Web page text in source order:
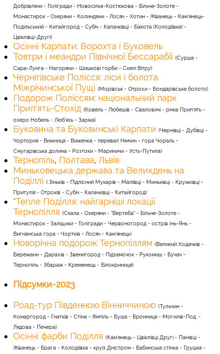
Добрівляни - Голігради - Новосілка-Костюкова - Більче-Золоте -
Монастирок - Озеряни - Колиндяни - Лосяч - Хотин - Жванець - Кам'янець-
Подільський - Китайгород - Субіч - Калачківці - Бакота (Колодіївка) -
Цвіклівці-Другі)
Осінні Карпати: Ворохта і Буковель
Товтри і меандри Північної Бессарабії (Сурша -
Сара-Лунга - Нагоряни - Шишкові горби - Скелі Вітру)
Чернігівське Полісся: ліси і болота
Міжрічинської Пущі (Морівськ - Отрохи - Бондарівське болото)
Подорож Поліссям: національний парк
Прип'ять-Стохід (Ковель - Любешів - Сваловичі - річка Прип'ять -
озеро Нобель - Люб'язь - Заріка)
Буковина та Буковинські Карпати (Чернівці - Дубівці -
Чортория - Вижниця - Виженка - перевал Німчич - гора Чораль -
Смугарівська долина - Розтоки - Мариничи - Усть-Путила)
Тернопіль, Полтава, Львів
Миньковецька держава та Великдень на
Поділлі ( Зіньків - Підлісний Мукарів - Маліївці - Миньківці - Кружківці -
Притулія - Отроків - Субіч - Калачківці - Китайгород)
"Тепле Поділля: найгарніші локації
Тернопілля (Скала - Озеряни - "Вертеба" - Більче-Золоте -
Монастирок - Заліщики - Голігради - Червоногород - острів Інь-Янь -
Вигнанська гора - Чортків - Лосяч - Кам'янець)
Новорічна подорож Тернопіллям (Великий Ходачків -
Бережани - Дарахів - Звенигород - Підзамочок - Рукомиш - Бучач -
Тернопіль - Збараж - Кременець - Білокриниця)
Підсумки-2023
Роад-тур Південною Вінниччиною (Тульчин -
Комаргород - Гнатків - Стіна - Ямпіль - Буша - Бронниця - Могилів-Под. -
Лядова - Печера)
Осінні фарби Поділля (Кам'янець - Цвіклівці Другі - Панівці -
Жванець - Брага - Колодіївка - круїз Дністром - Бабинська стінка - Грушка -